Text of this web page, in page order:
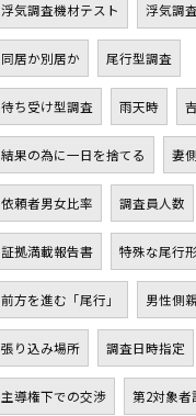
浮気調査機材テスト 浮気調
同居か別居か 尾行型調査
待ち受け型調査 雨天時
結果の為に一日を捨てる 妻
依頼者男女比率 調査員人数
証拠満載報告書 特殊な尾行
前方を進む「尾行」 男性側
張り込み場所 調査日時指定
主導権下での交渉 第2対象者